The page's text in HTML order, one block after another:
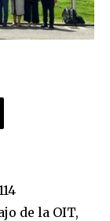
de la OIT,